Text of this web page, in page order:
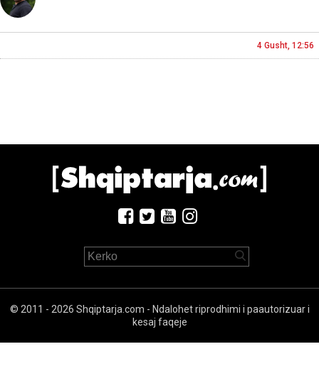
4 Gusht, 12:56
© 2011 - 2026 Shqiptarja.com - Ndalohet riprodhimi i paautorizuar i
kesaj faqeje